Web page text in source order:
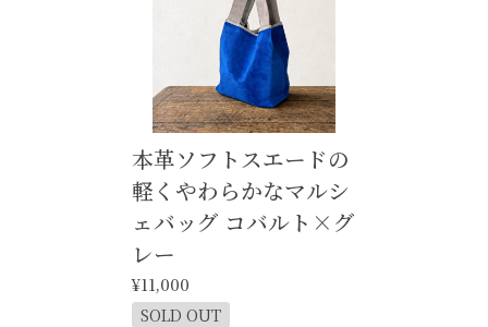
本革ソフトスエードの
軽くやわらかなマルシ
ェバッグ コバルト×グ
レー
¥11,000
SOLD OUT